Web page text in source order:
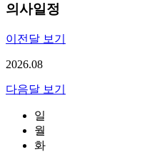
의사일정
이전달 보기
2026.08
다음달 보기
일
월
화